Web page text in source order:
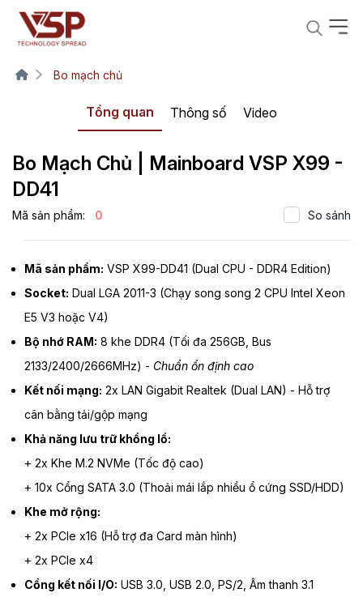
Bo mạch chủ
Tổng quan Thông số Video
Bo Mạch Chủ | Mainboard VSP X99 -
DD41
Mã sản phẩm: 0 So sánh
Mã sản phẩm: VSP X99-DD41 (Dual CPU - DDR4 Edition)
Socket: Dual LGA 2011-3 (Chạy song song 2 CPU Intel Xeon
E5 V3 hoặc V4)
Bộ nhớ RAM: 8 khe DDR4 (Tối đa 256GB, Bus
2133/2400/2666MHz) - Chuẩn ổn định cao
Kết nối mạng: 2x LAN Gigabit Realtek (Dual LAN) - Hỗ trợ
cân bằng tải/gộp mạng
Khả năng lưu trữ khổng lồ:
+ 2x Khe M.2 NVMe (Tốc độ cao)
+ 10x Cổng SATA 3.0 (Thoải mái lắp nhiều ổ cứng SSD/HDD)
Khe mở rộng:
+ 2x PCIe x16 (Hỗ trợ đa Card màn hình)
+ 2x PCIe x4
Cổng kết nối I/O: USB 3.0, USB 2.0, PS/2, Âm thanh 3.1